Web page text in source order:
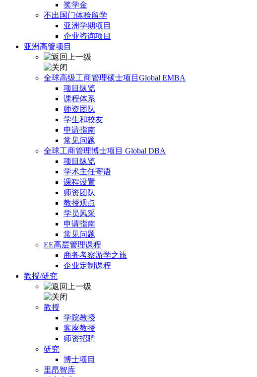
奖学金
不出国门体验留学
亚洲学期项目
企业咨询项目
亚洲高管项目
全球高级工商管理硕士项目Global EMBA
项目纵览
课程体系
师资团队
学生和校友
申请指南
常见问题
全球工商管理博士项目 Global DBA
项目纵览
学术主任寄语
课程设置
师资团队
教授观点
学员风采
申请指南
常见问题
EE高层管理课程
商务考察游学之旅
企业定制课程
教授/研究
教授
学院教授
客座教授
师资招聘
研究
博士项目
里昂智库